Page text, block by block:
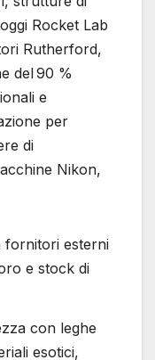
Rocket Lab
Rutherford,
del 90 %
e
per
di
Nikon,
fornitori esterni
e stock di
con leghe
esotici,